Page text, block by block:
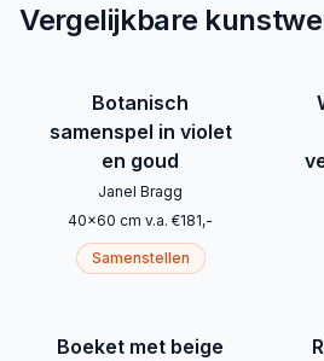
Vergelijkbare
Botanisch
samenspel in violet
en goud
Janel Bragg
40x60 cm v.a. €181,-
Samenstellen
Boeket met beige